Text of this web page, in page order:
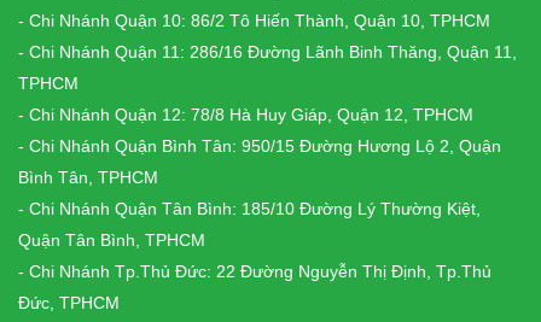
- Chi Nhánh Quận 10: 86/2 Tô Hiến Thành, Quận 10, TPHCM
- Chi Nhánh Quận 11: 286/16 Đường Lãnh Binh Thăng, Quận 11,
TPHCM
- Chi Nhánh Quận 12: 78/8 Hà Huy Giáp, Quận 12, TPHCM
- Chi Nhánh Quận Bình Tân: 950/15 Đường Hương Lộ 2, Quận
Bình Tân, TPHCM
- Chi Nhánh Quận Tân Bình: 185/10 Đường Lý Thường Kiệt,
Quận Tân Bình, TPHCM
- Chi Nhánh Tp.Thủ Đức: 22 Đường Nguyễn Thị Định, Tp.Thủ
Đức, TPHCM